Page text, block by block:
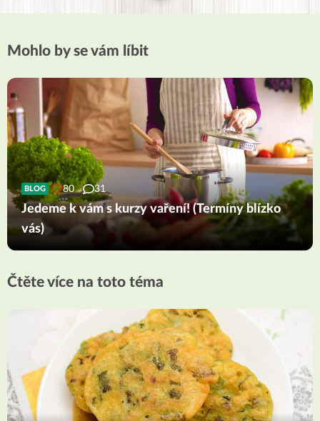
Mohlo by se vám líbit
BLOG 80 31
Jedeme k vám s kurzy vaření! (Termíny blízko
vás)
Čtěte více na toto téma